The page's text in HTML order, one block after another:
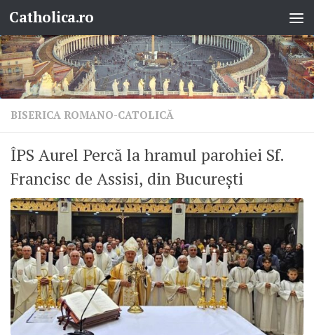
Skip to content
Catholica.ro
BISERICA ROMANO-CATOLICĂ
ÎPS Aurel Percă la hramul parohiei Sf.
Francisc de Assisi, din București